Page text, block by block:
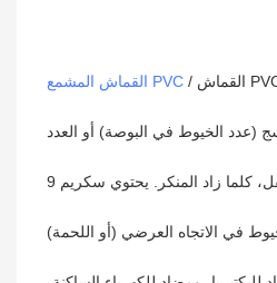
القماش المشمع PVC